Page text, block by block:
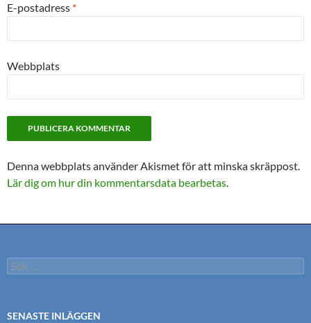
E-postadress *
Webbplats
Denna webbplats använder Akismet för att minska skräppost.
Lär dig om hur din kommentarsdata bearbetas.
Sök
efter:
SENASTE INLÄGGEN